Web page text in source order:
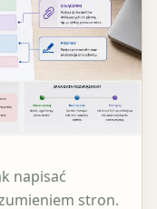
napisać
stron.